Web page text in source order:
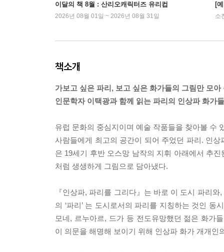
이달의 책 8월 : 산리오캐릭터즈 유리컵
2026년 08월 01일 ~ 2026년 08월 31일
[
소
책소개
가보고 싶은 파리, 보고 싶은 화가들의 그림만 모아
인문학자 이택광과 함께 읽는 파리의 인상파 화가
유럽 문화의 중심지이며 예술 작품들을 찾아볼 수
사람들에게 최고의 공간이 되어 주었던 파리. 인
은 19세기 후반 오스망 남작의 지휘 아래에서 추
처럼 생생하게 그림으로 담아냈다.
『인상파, 파리를 그리다』는 바로 이 도시 파리
의 ‘파리’ 는 도시로서의 파리를 지칭하는 것인
모네, 르누아르, 드가 등 전도유망했던 젊은 화가
이 의문을 해명해 보이기 위해 인상파 화가 개개